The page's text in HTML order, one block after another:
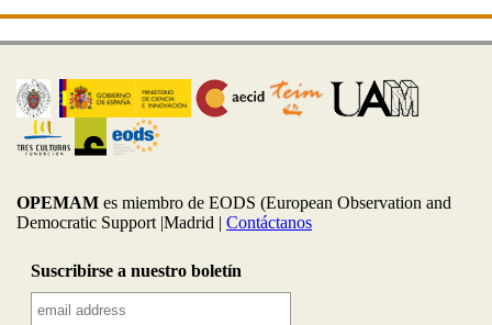
OPEMAM es miembro de EODS (European Observation and
Democratic Support |Madrid | Contáctanos
Suscribirse a nuestro boletín